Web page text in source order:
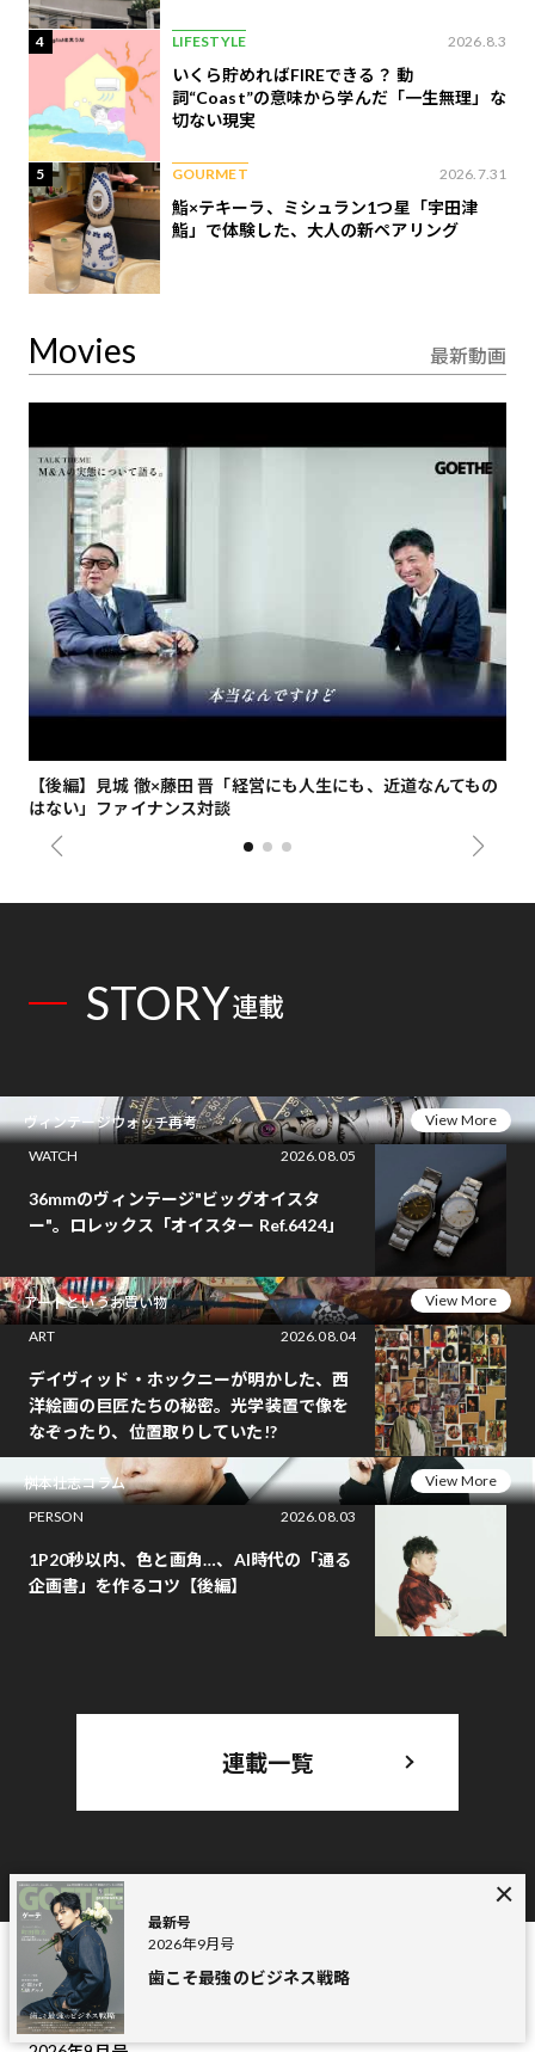
4 LIFESTYLE 2026.8.3
いくら貯めればFIREできる？ 動
詞“Coast”の意味から学んだ「一生無理」な
切ない現実
5 GOURMET 2026.7.31
鮨×テキーラ、ミシュラン1つ星「宇田津
鮨」で体験した、大人の新ペアリング
Movies 最新動画
【後編】見城 徹×藤田 晋「経営にも人生にも、近道なんてもの
はない」ファイナンス対談
STORY連載
ヴィンテージウォッチ再考
View More
WATCH
2026.08.05
36mmのヴィンテージ"ビッグオイスタ
ー"。ロレックス「オイスター Ref.6424」
アートというお買い物
View More
ART
2026.08.04
デイヴィッド・ホックニーが明かした、西
洋絵画の巨匠たちの秘密。光学装置で像を
なぞったり、位置取りしていた!?
桝本壮志コラム
View More
PERSON
2026.08.03
1P20秒以内、色と画角…、AI時代の「通る
企画書」を作るコツ【後編】
連載一覧
MAGAZINE
最新号
2026年9月号
歯こそ最強のビジネス戦略